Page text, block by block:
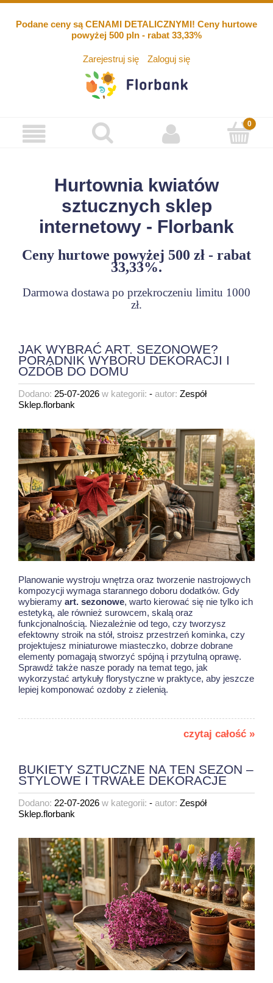
Podane ceny są CENAMI DETALICZNYMI! Ceny hurtowe
powyżej 500 pln - rabat 33,33%
Zarejestruj się Zaloguj się
Hurtownia kwiatów
sztucznych sklep
internetowy - Florbank
Ceny hurtowe powyżej 500 zł - rabat
33,33%.
Darmowa dostawa po przekroczeniu limitu 1000
zł.
JAK WYBRAĆ ART. SEZONOWE?
PORADNIK WYBORU DEKORACJI I
OZDÓB DO DOMU
Dodano: 25-07-2026 w kategorii: - autor: Zespół
Sklep.florbank
Planowanie wystroju wnętrza oraz tworzenie nastrojowych
kompozycji wymaga starannego doboru dodatków. Gdy
wybieramy art. sezonowe, warto kierować się nie tylko ich
estetyką, ale również surowcem, skalą oraz
funkcjonalnością. Niezależnie od tego, czy tworzysz
efektowny stroik na stół, stroisz przestrzeń kominka, czy
projektujesz miniaturowe miasteczko, dobrze dobrane
elementy pomagają stworzyć spójną i przytulną oprawę.
Sprawdź także nasze porady na temat tego, jak
wykorzystać artykuły florystyczne w praktyce, aby jeszcze
lepiej komponować ozdoby z zielenią.
czytaj całość »
BUKIETY SZTUCZNE NA TEN SEZON –
STYLOWE I TRWAŁE DEKORACJE
Dodano: 22-07-2026 w kategorii: - autor: Zespół
Sklep.florbank